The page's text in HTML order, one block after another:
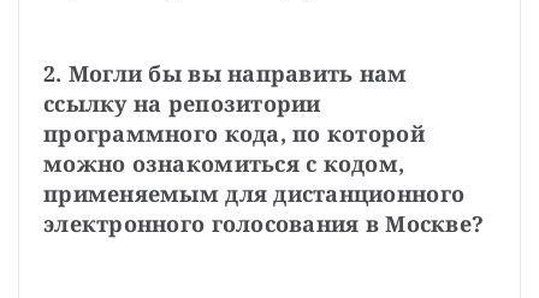
2. Могли бы вы направить нам
ссылку на репозитории
программного кода, по которой
можно ознакомиться с кодом,
применяемым для дистанционного
электронного голосования в Москве?